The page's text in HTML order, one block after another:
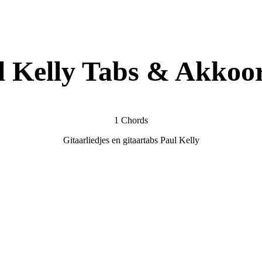
Kelly Tabs &
1 Chords
Gitaarliedjes en gitaartabs Paul Kelly